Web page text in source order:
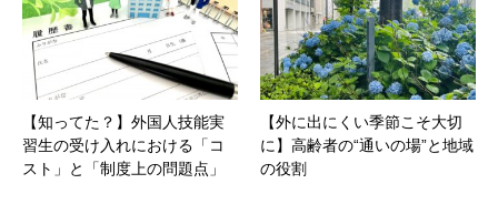
【知ってた？】外国人技能実
習生の受け入れにおける「コ
スト」と「制度上の問題点」
【外に出にくい季節こそ大切
に】高齢者の“通いの場”と地域
の役割